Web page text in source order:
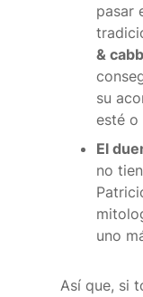
pasar
&
su
esté o
El
no
uno
Así que, si